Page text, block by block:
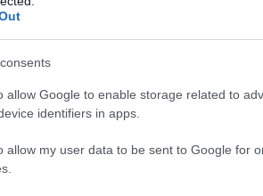
allow Google to enable storage related to
identifiers in apps.
allow my user data to be sent to Google for
cliccandoqui